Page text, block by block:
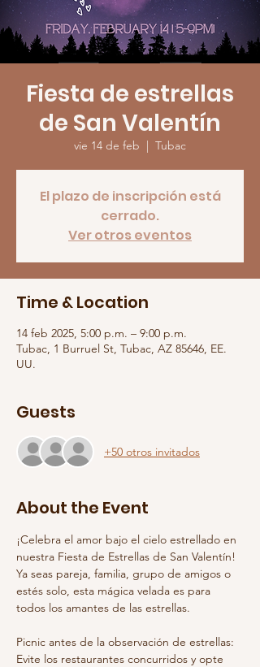
Fiesta de estrellas
de San Valentín
vie 14 de feb
  |
Tubac
El plazo de inscripción está
cerrado.
Ver otros eventos
Time & Location
14 feb 2025, 5:00 p.m. – 9:00 p.m.
Tubac, 1 Burruel St, Tubac, AZ 85646, EE.
UU.
Guests
+50 otros invitados
About the Event
¡Celebra el amor bajo el cielo estrellado en
nuestra Fiesta de Estrellas de San Valentín!
Ya seas pareja, familia, grupo de amigos o
estés solo, esta mágica velada es para
todos los amantes de las estrellas.
Picnic antes de la observación de estrellas:
Evite los restaurantes concurridos y opte